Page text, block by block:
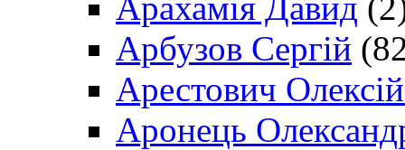
Арбузов Сергій
Арестович
Аронець